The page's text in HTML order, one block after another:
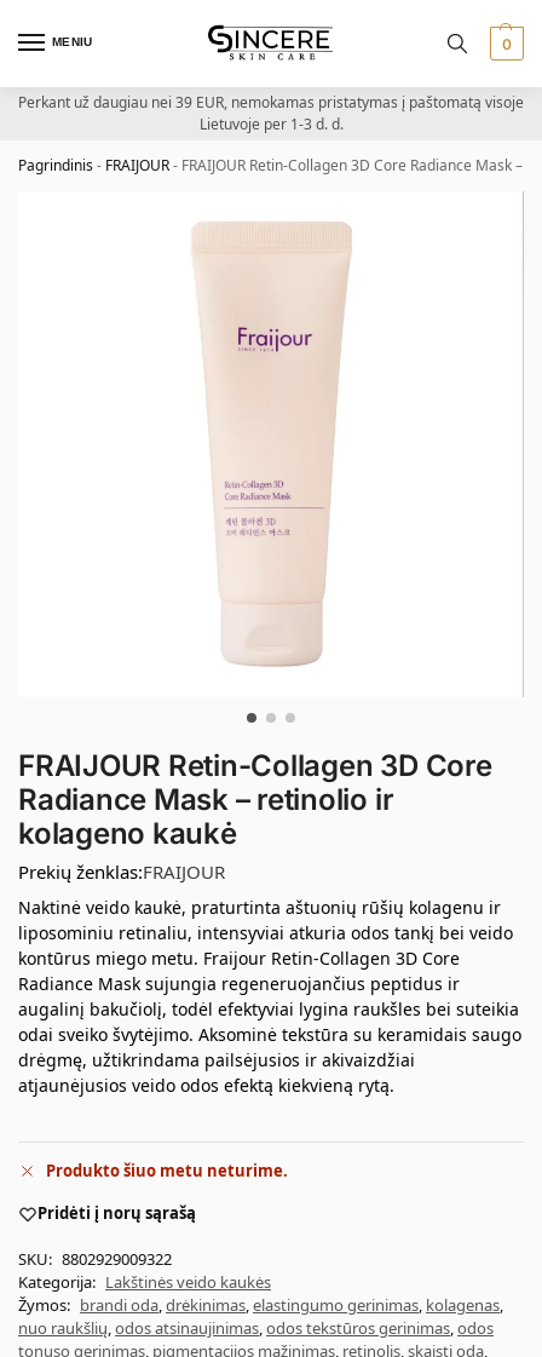
MENIU 0
Perkant už daugiau nei 39 EUR, nemokamas pristatymas į paštomatą visoje
Lietuvoje per 1-3 d. d.
Pagrindinis- FRAIJOUR- FRAIJOUR Retin-Collagen 3D Core Radiance Mask –
FRAIJOUR Retin-Collagen 3D Core
Radiance Mask – retinolio ir
kolageno kaukė
Prekių ženklas:FRAIJOUR
Naktinė veido kaukė, praturtinta aštuonių rūšių kolagenu ir
liposominiu retinaliu, intensyviai atkuria odos tankį bei veido
kontūrus miego metu. Fraijour Retin-Collagen 3D Core
Radiance Mask sujungia regeneruojančius peptidus ir
augalinį bakučiolį, todėl efektyviai lygina raukšles bei suteikia
odai sveiko švytėjimo. Aksominė tekstūra su keramidais saugo
drėgmę, užtikrindama pailsėjusios ir akivaizdžiai
atjaunėjusios veido odos efektą kiekvieną rytą.
Produkto šiuo metu neturime.
Pridėti į norų sąrašą
SKU: 8802929009322
Kategorija: Lakštinės veido kaukės
Žymos: brandi oda,drėkinimas,elastingumo gerinimas, kolagenas,
nuo raukšlių,odos atsinaujinimas,odos tekstūros gerinimas,odos
tonuso gerinimas, pigmentacijos mažinimas, retinolis,skaisti oda,